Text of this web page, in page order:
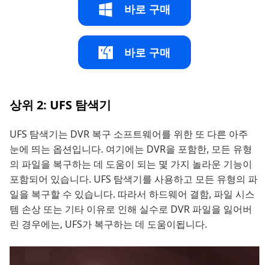
바로 구매
바로 구매
상위 2: UFS 탐색기
UFS 탐색기는 DVR 복구 소프트웨어를 위한 또 다른 아주
눈에 띄는 옵션입니다. 여기에는 DVR을 포함한, 모든 유형
의 파일을 복구하는 데 도움이 되는 몇 가지 놀라운 기능이
포함되어 있습니다. UFS 탐색기를 사용하고 모든 유형의 파
일을 복구할 수 있습니다. 따라서 하드웨어 결함, 파일 시스
템 손상 또는 기타 이유로 인해 실수로 DVR 파일을 잃어버
린 경우에는, UFS가 복구하는 데 도움이됩니다.